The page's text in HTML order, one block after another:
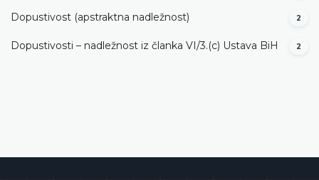
Dopustivost (apstraktna nadležnost) 2
Dopustivosti – nadležnost iz članka VI/3.(c) Ustava BiH 2